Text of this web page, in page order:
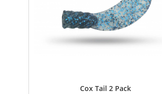
Cox Tail 2 Pack